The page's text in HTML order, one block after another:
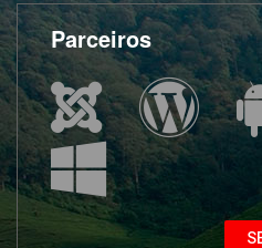
Parceiros